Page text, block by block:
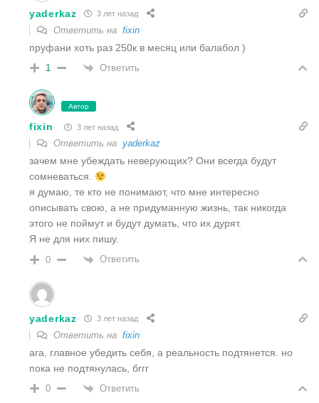
yaderkaz 3 лет назад
Ответить на fixin
пруфани хоть раз 250к в месяц или балабол )
1 Ответить
Автор
fixin 3 лет назад
Ответить на yaderkaz
зачем мне убеждать неверующих? Они всегда будут
сомневаться.
я думаю, те кто не понимают, что мне интересно
описывать свою, а не придуманную жизнь, так никогда
этого не поймут и будут думать, что их дурят.
Я не для них пишу.
0 Ответить
yaderkaz 3 лет назад
Ответить на fixin
ага, главное убедить себя, а реальность подтянется. но
пока не подтянулась, бггг
0 Ответить